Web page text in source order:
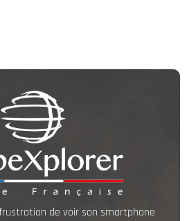
de voir son smartphone